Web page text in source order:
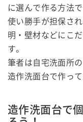
に選んで作る方法で
使い勝手が担保さ
明・壁材などにこ
す。
筆者は自宅洗面所
造作洗面台で作っ
造作洗面台で